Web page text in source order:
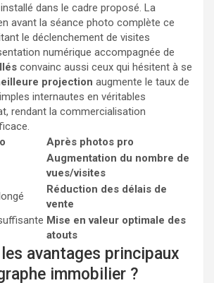
dans le cadre proposé. La
avant la séance photo complète ce
le déclenchement de visites
numérique accompagnée de
convainc aussi ceux qui hésitent à se
projection augmente le taux de
internautes en véritables
rendant la commercialisation
Après photos pro
Augmentation du nombre de
vues/visites
Réduction des délais de
vente
Mise en valeur optimale des
atouts
avantages principaux
immobilier ?